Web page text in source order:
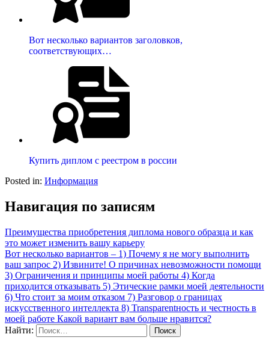
Вот несколько вариантов заголовков,
соответствующих…
Купить диплом с реестром в россии
Posted in: Информация
Навигация по записям
Преимущества приобретения диплома нового образца и как
это может изменить вашу карьеру
Вот несколько вариантов – 1) Почему я не могу выполнить
ваш запрос 2) Извините! О причинах невозможности помощи
3) Ограничения и принципы моей работы 4) Когда
приходится отказывать 5) Этические рамки моей деятельности
6) Что стоит за моим отказом 7) Разговор о границах
искусственного интеллекта 8) Transparentность и честность в
моей работе Какой вариант вам больше нравится?
Найти: